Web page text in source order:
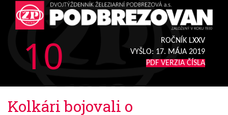
10
ROČNÍK LXXV
VYŠLO: 17. MÁJA 2019
PDF VERZIA ČÍSLA
Kolkári bojovali o